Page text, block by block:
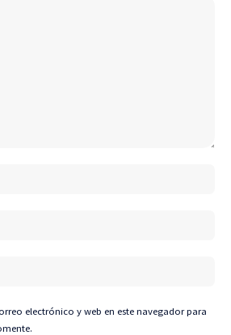
electrónico y web en este navegador para